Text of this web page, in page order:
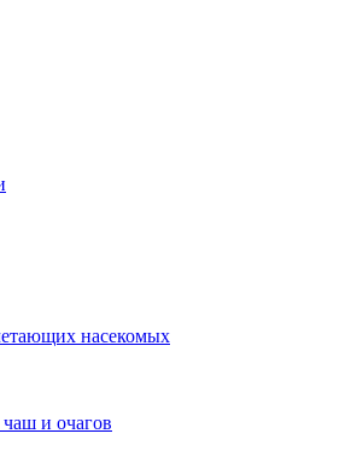
насекомых
и очагов